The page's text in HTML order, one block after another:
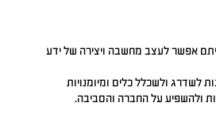
אפשר לעצב מחשבה ויצירה של ידע
לשדרג ולשכלל כלים ומיומנויות
ולהשפיע על החברה והסביבה.